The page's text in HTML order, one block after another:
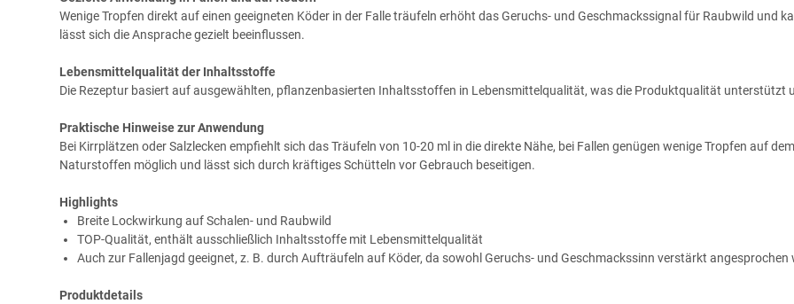
Wenige Tropfen direkt auf einen geeigneten Köder in der Falle träufeln erhöht das Geruchs- und Geschmackssignal für Raubwild und
lässt sich die Ansprache gezielt beeinflussen.
Lebensmittelqualität der Inhaltsstoffe
Die Rezeptur basiert auf ausgewählten, pflanzenbasierten Inhaltsstoffen in Lebensmittelqualität, was die Produktqualität unterstützt
Praktische Hinweise zur Anwendung
Bei Kirrplätzen oder Salzlecken empfiehlt sich das Träufeln von 10-20 ml in die direkte Nähe, bei Fallen genügen wenige Tropfen auf
Naturstoffen möglich und lässt sich durch kräftiges Schütteln vor Gebrauch beseitigen.
Highlights
Breite Lockwirkung auf Schalen- und Raubwild
TOP-Qualität, enthält ausschließlich Inhaltsstoffe mit Lebensmittelqualität
Auch zur Fallenjagd geeignet, z. B. durch Aufträufeln auf Köder, da sowohl Geruchs- und Geschmackssinn verstärkt angesprochen
Produktdetails